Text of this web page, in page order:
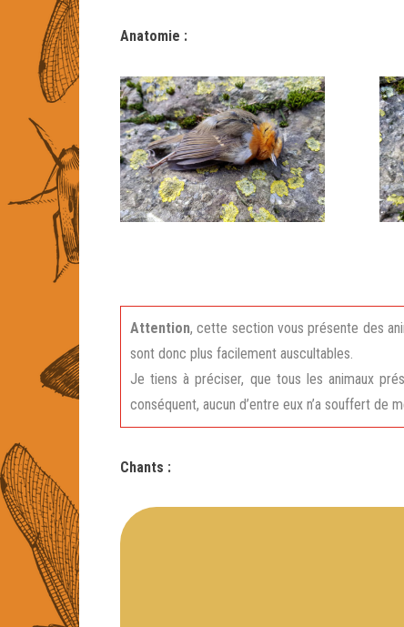
Anatomie :
Attention, cette section vous présente des
sont donc plus facilement auscultables.
Je tiens à préciser, que tous les animaux
conséquent, aucun d’entre eux n’a souffert de
Chants :